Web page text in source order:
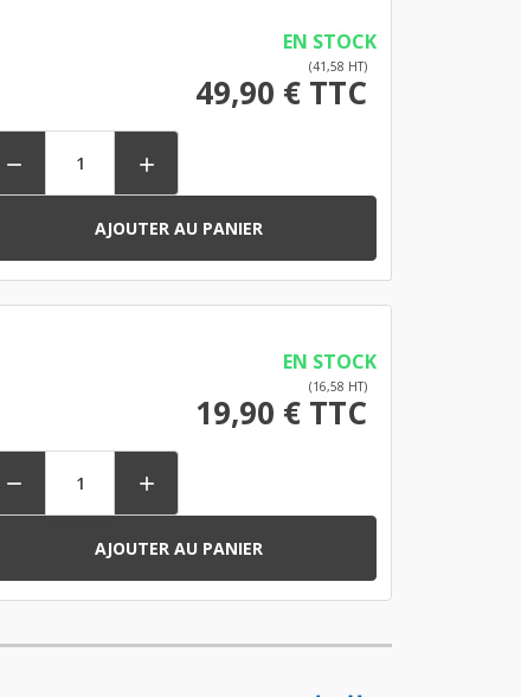
EN STOCK
(41,58 HT)
49,90 € TTC
 
AJOUTER AU PANIER
EN STOCK
(16,58 HT)
19,90 € TTC
 
AJOUTER AU PANIER